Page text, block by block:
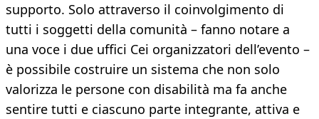
supporto. Solo attraverso il coinvolgimento di
tutti i soggetti della comunità – fanno notare a
una voce i due uffici Cei organizzatori dell’evento –
è possibile costruire un sistema che non solo
valorizza le persone con disabilità ma fa anche
sentire tutti e ciascuno parte integrante, attiva e